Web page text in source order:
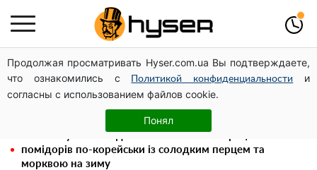
Продолжая просматривать Hyser.com.ua Вы подтверждаете,
что ознакомились с
Политикой конфиденциальности
и
согласны с использованием файлов cookie.
Понял
Повністю гола Анна Трінчер блиснула "принадами":
таких розмірів ви ще не бачили
Тому й виглядає так молодо: 5 простих та улюблених
страв Алли Пугачової, про які ви достеменно не знали
помідорів по-корейськи із солодким перцем та
морквою на зиму